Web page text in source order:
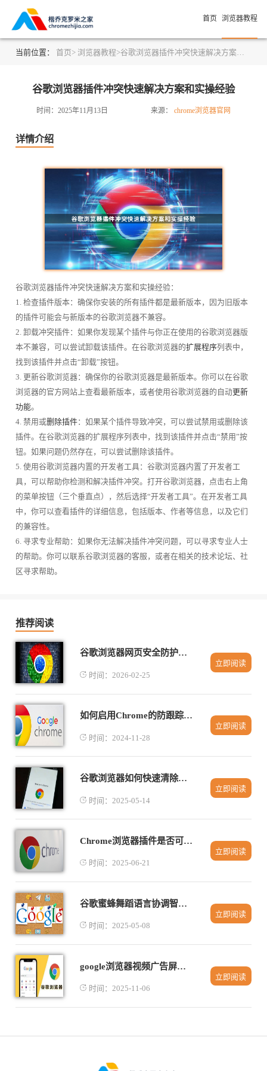
首页 浏览器教程
当前位置： 首页> 浏览器教程>谷歌浏览器插件冲突快速解决方案和实操经验
谷歌浏览器插件冲突快速解决方案和实操经验
时间：2025年11月13日 来源： chrome浏览器官网
详情介绍
谷歌浏览器插件冲突快速解决方案和实操经验：
1. 检查插件版本：确保你安装的所有插件都是最新版本，因为旧版本
的插件可能会与新版本的谷歌浏览器不兼容。
2. 卸载冲突插件：如果你发现某个插件与你正在使用的谷歌浏览器版
本不兼容，可以尝试卸载该插件。在谷歌浏览器的扩展程序列表中，
找到该插件并点击“卸载”按钮。
3. 更新谷歌浏览器：确保你的谷歌浏览器是最新版本。你可以在谷歌
浏览器的官方网站上查看最新版本，或者使用谷歌浏览器的自动更新
功能。
4. 禁用或删除插件：如果某个插件导致冲突，可以尝试禁用或删除该
插件。在谷歌浏览器的扩展程序列表中，找到该插件并点击“禁用”按
钮。如果问题仍然存在，可以尝试删除该插件。
5. 使用谷歌浏览器内置的开发者工具：谷歌浏览器内置了开发者工
具，可以帮助你检测和解决插件冲突。打开谷歌浏览器，点击右上角
的菜单按钮（三个垂直点），然后选择“开发者工具”。在开发者工具
中，你可以查看插件的详细信息，包括版本、作者等信息，以及它们
的兼容性。
6. 寻求专业帮助：如果你无法解决插件冲突问题，可以寻求专业人士
的帮助。你可以联系谷歌浏览器的客服，或者在相关的技术论坛、社
区寻求帮助。
推荐阅读
谷歌浏览器网页安全防护插件使用操作经验
时间：2026-02-25
立即阅读
如何启用Chrome的防跟踪功能
时间：2024-11-28
立即阅读
谷歌浏览器如何快速清除缓存和Cookie
时间：2025-05-14
立即阅读
Chrome浏览器插件是否可以自动保存网页进度
时间：2025-06-21
立即阅读
谷歌蜜蜂舞蹈语言协调智慧养老健康监测
时间：2025-05-08
立即阅读
google浏览器视频广告屏蔽操作详细教程
时间：2025-11-06
立即阅读